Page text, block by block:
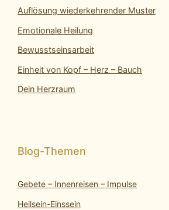
Auflösung wiederkehrender Muster
Emotionale Heilung
Bewusstseinsarbeit
Einheit von Kopf – Herz – Bauch
Dein Herzraum
Gebete – Innenreisen – Impulse
Heilsein-Einssein